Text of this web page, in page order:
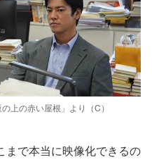
上の赤い屋根」より（C）
まで本当に映像化できるの